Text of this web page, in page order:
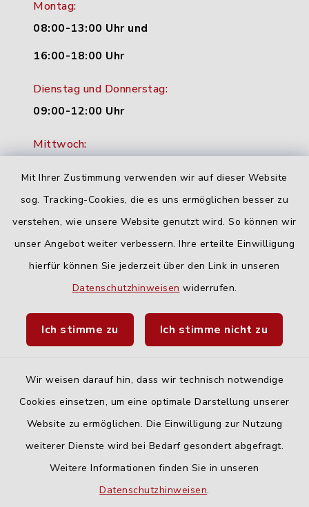
Mit Ihrer Zustimmung verwenden wir auf dieser Website
sog. Tracking-Cookies, die es uns ermöglichen besser zu
verstehen, wie unsere Website genutzt wird. So können wir
unser Angebot weiter verbessern. Ihre erteilte Einwilligung
hierfür können Sie jederzeit über den Link in unseren
Datenschutzhinweisen widerrufen.
Ich stimme zu Ich stimme nicht zu
Wir weisen darauf hin, dass wir technisch notwendige
Cookies einsetzen, um eine optimale Darstellung unserer
Website zu ermöglichen. Die Einwilligung zur Nutzung
weiterer Dienste wird bei Bedarf gesondert abgefragt.
Weitere Informationen finden Sie in unseren
Datenschutzhinweisen.
Montag:
08:00-13:00 Uhr und
16:00-18:00 Uhr
Dienstag und Donnerstag:
09:00-12:00 Uhr
Mittwoch:
Freitag:
geschlossen
Quicklinks
Fahrplanauskunft DING
Barrierefreiheit